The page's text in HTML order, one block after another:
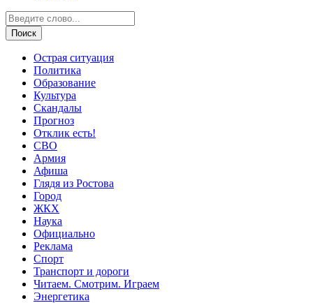
Острая ситуация
Политика
Образование
Культура
Скандалы
Прогноз
Отклик есть!
СВО
Армия
Афиша
Глядя из Ростова
Город
ЖКХ
Наука
Официально
Реклама
Спорт
Транспорт и дороги
Читаем. Смотрим. Играем
Энергетика